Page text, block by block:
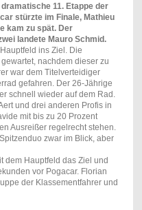
11. Etappe der
stürzte im Finale, Mathieu
kam zu spät. Der
landete Mauro Schmid.
ins Ziel. Die
nachdem dieser zu
war dem Titelverteidiger
gefahren. Der 26-Jährige
schnell wieder auf dem Rad.
und drei anderen Profis in
mit bis zu 20 Prozent
Ausreißer regelrecht stehen.
zwar im Blick, aber
dem Hauptfeld das Ziel und
vor Pogacar. Florian
der Klassementfahrer und